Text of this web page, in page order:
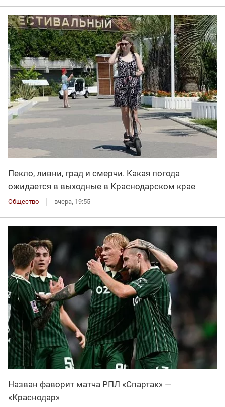
Пекло, ливни, град и смерчи. Какая погода
ожидается в выходные в Краснодарском крае
Общество вчера, 19:55
Назван фаворит матча РПЛ «Спартак» —
«Краснодар»